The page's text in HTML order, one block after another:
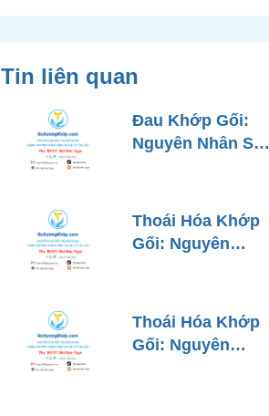
Tin liên quan
Đau Khớp Gối:
Nguyên Nhân Sâu
Phương Pháp
Điều Trị Tiên Tiến
Từ Góc Nhìn Bác
Thoái Hóa Khớp
Gối: Nguyên
Đoán và Các
Phương Pháp
Điều Trị Chuẩn Y
Thoái Hóa Khớp
Gối: Nguyên